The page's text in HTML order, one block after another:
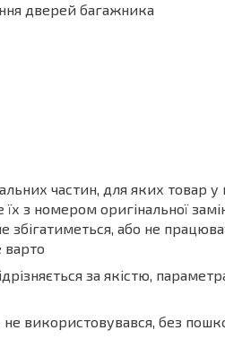
дверей багажника
частин, для яких товар у
з номером оригінальної
збігатиметься, або не
варто
за якістю,
не використовувався, без